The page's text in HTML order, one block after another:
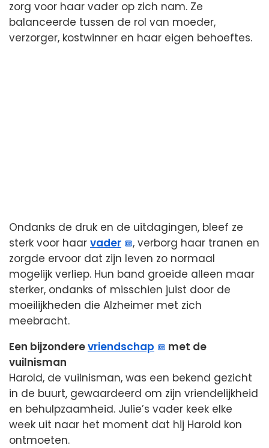
zorg voor haar vader op zich nam. Ze
balanceerde tussen de rol van moeder,
verzorger, kostwinner en haar eigen behoeftes.
Ondanks de druk en de uitdagingen, bleef ze
sterk voor haar vader
, verborg haar tranen en
zorgde ervoor dat zijn leven zo normaal
mogelijk verliep. Hun band groeide alleen maar
sterker, ondanks of misschien juist door de
moeilijkheden die Alzheimer met zich
meebracht.
Een bijzonderevriendschap
met de
vuilnisman
Harold, de vuilnisman, was een bekend gezicht
in de buurt, gewaardeerd om zijn vriendelijkheid
en behulpzaamheid. Julie’s vader keek elke
week uit naar het moment dat hij Harold kon
ontmoeten.